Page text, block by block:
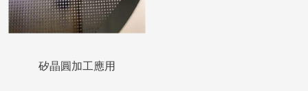
矽晶圓加工應用